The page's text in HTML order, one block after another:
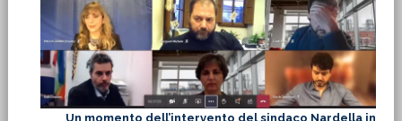
Un momento dell’intervento del sindaco Nardella in